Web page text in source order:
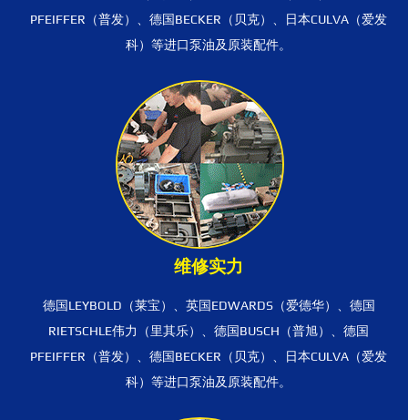
PFEIFFER（普发）、德国BECKER（贝克）、日本CULVA（爱发
科）等进口泵油及原装配件。
维修实力
德国LEYBOLD（莱宝）、英国EDWARDS（爱德华）、德国
RIETSCHLE伟力（里其乐）、德国BUSCH（普旭）、德国
PFEIFFER（普发）、德国BECKER（贝克）、日本CULVA（爱发
科）等进口泵油及原装配件。